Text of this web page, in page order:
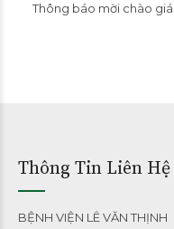
Thông báo mời chào
Thông Tin Liên Hệ
BỆNH VIỆN LÊ VĂN THỊNH